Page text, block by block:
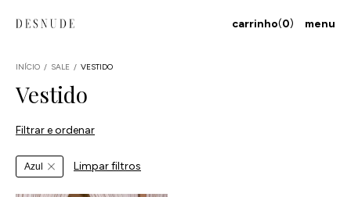
menu
carrinho(0)
INÍCIO / SALE / VESTIDO
Vestido
Filtrar e ordenar
Azul Limpar filtros